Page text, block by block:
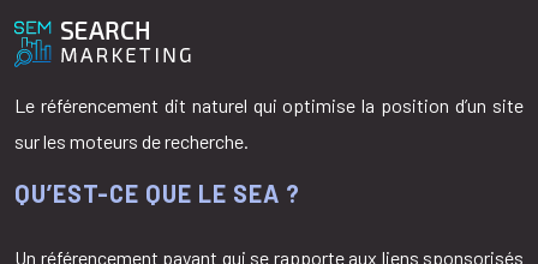
Le référencement dit naturel qui optimise la position d’un site
sur les moteurs de recherche.
QU’EST-CE QUE LE SEA ?
Un référencement payant qui se rapporte aux liens sponsorisés